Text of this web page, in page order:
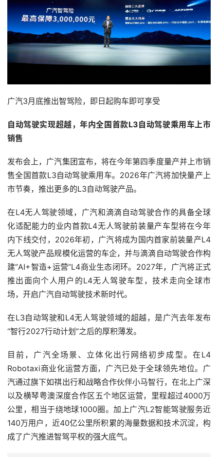
广汽3月底推出智驾险，即日起购车即可享受
自动驾驶实现超越，年内全国首款L3自动驾驶乘用车上市
销售
发布会上，广汽集团宣布，将在今年第四季度量产并上市销
售全国首款L3自动驾驶乘用车。2026年广汽将加快量产上
市节奏，推出更多的L3自动驾驶产品。
在L4无人驾驶领域，广汽和滴滴自动驾驶合作的具备全球
化适配能力的业内首款L4无人驾驶前装量产车型将在今年
内下线交付，2026年初，广汽将成为国内首家前装量产L4
无人驾驶产品规模化运营的车企，并与滴滴自动驾驶合作构
建“AI+智造+运营”L4商业生态闭环。2027年，广汽将正式
推出面向个人用户的L4无人驾驶车型，技术走向全球市
场，开启广汽自动驾驶技术新时代。
在L3自动驾驶和L4无人驾驶领域的超越，是广汽去年发布
“智行2027行动计划”之后的厚积薄发。
目前，广汽全场景、立体化出行网络初步成型。在L4
Robotaxi商业化运营方面，广汽已处于全球领先地位。广
汽通过旗下如祺出行和战略合作伙伴小马智行，在北上广深
以及横琴粤澳深度合作区五个地区运营，里程超过4000万
公里，相当于绕地球1000圈。加上广汽L2智能驾驶服务近
140万用户，近40亿公里所积累的海量数据和技术沉淀，构
成了广汽推进智驾平权的强大底气。